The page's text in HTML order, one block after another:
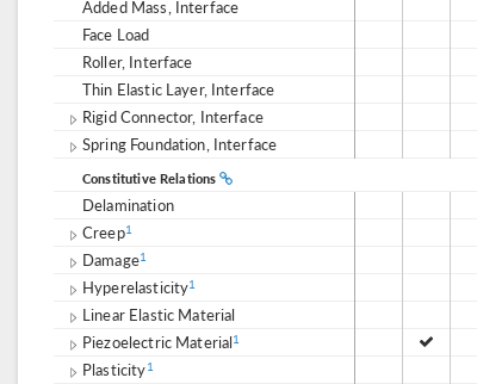
Added Mass, Interface
Face Load
Roller, Interface
Thin Elastic Layer, Interface
Rigid Connector, Interface
Spring Foundation, Interface
Constitutive Relations
Delamination
Creep1
Damage1
Hyperelasticity1
Linear Elastic Material
Piezoelectric Material1
Plasticity1